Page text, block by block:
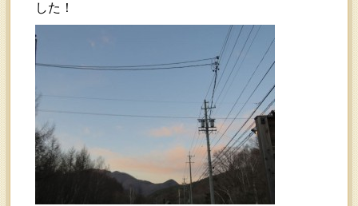
した！